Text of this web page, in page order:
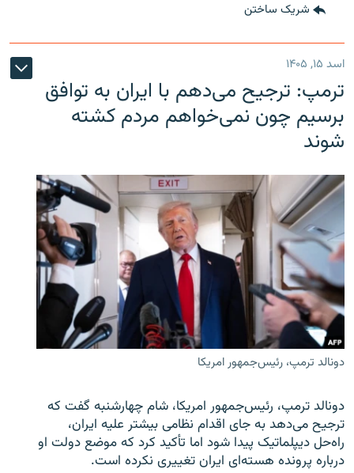
شریک ساختن
اسد ۱۵, ۱۴۰۵
ترمپ: ترجیح می‌دهم با ایران به توافق
برسیم چون نمی‌خواهم مردم کشته
شوند
دونالد ترمپ، رئیس‌جمهور امریکا
دونالد ترمپ، رئیس‌جمهور امریکا، شام چهارشنبه گفت که
ترجیح می‌دهد به جای اقدام نظامی بیشتر علیه ایران،
راه‌حل دیپلماتیک پیدا شود اما تأکید کرد که موضع دولت او
درباره پرونده هسته‌ای ایران تغییری نکرده است.